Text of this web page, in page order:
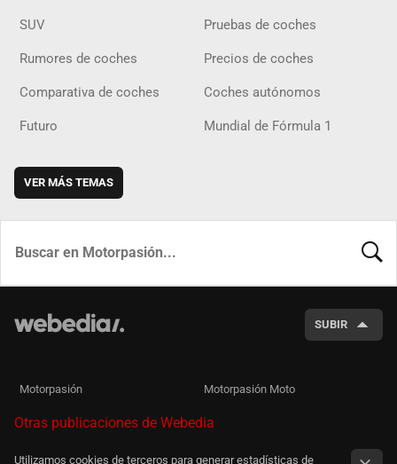
SUV Pruebas de coches
Rumores de coches Precios de coches
Comparativa de coches Coches autónomos
Futuro Mundial de Fórmula 1
VER MÁS TEMAS
SUBIR
Motorpasión Motorpasión Moto
Otras publicaciones de Webedia
Utilizamos cookies de terceros para generar estadísticas de